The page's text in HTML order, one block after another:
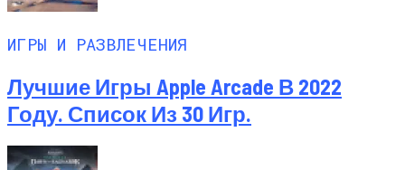
ИГРЫ И РАЗВЛЕЧЕНИЯ
Лучшие Игры Apple Arcade В 2022
Году. Список Из 30 Игр.